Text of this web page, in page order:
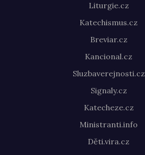
Liturgie.cz
Katechismus.cz
Breviar.cz
Kancional.cz
Sluzbaverejnosti.cz
Signaly.cz
Katecheze.cz
Ministranti.info
Děti.vira.cz